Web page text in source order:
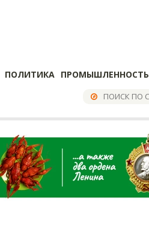
ПОЛИТИКА ПРОМЫШЛЕННОСТЬ